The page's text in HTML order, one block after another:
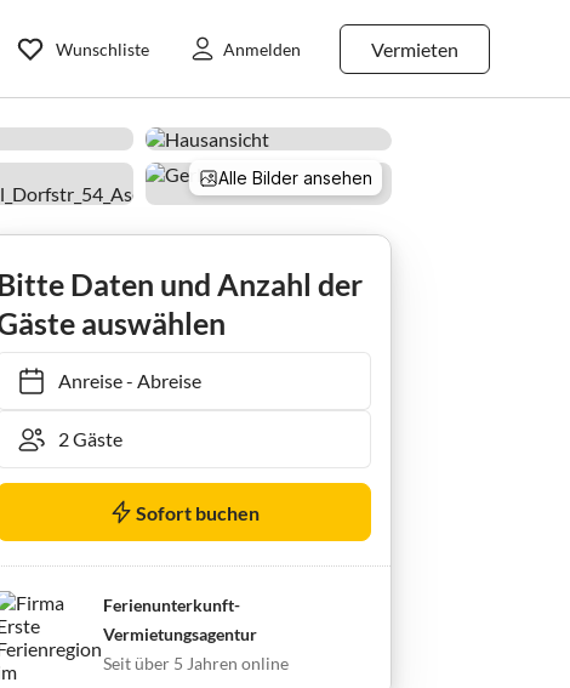
Vermieten
Wunschliste Anmelden
Alle Bilder ansehen
Apart Kraschl
Daten und Anzahl der
auswählen
Anreise- Abreise
Sofort buchen
Ferienunterkunft-
Vermietungsagentur
Seit über 5 Jahren online